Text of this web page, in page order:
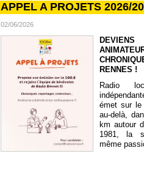
APPEL A PROJETS 2026/
02/06/2026
DEVIENS
RENNES !
Radio
émet sur
au-delà,
km autour
1981, la
même